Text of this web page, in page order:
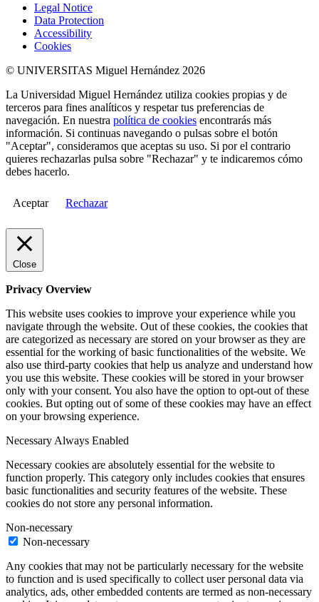
Legal Notice
Data Protection
Accessibility
Cookies
© UNIVERSITAS Miguel Hernández 2026
La Universidad Miguel Hernández utiliza cookies propias y de
terceros para fines analíticos y respetar tus preferencias de
navegación. En nuestra política de cookies encontrarás más
información. Si continuas navegando o pulsas sobre el botón
"Aceptar", consideramos que aceptas su uso. Si por el contrario
quieres rechazarlas pulsa sobre "Rechazar" y te indicaremos cómo
debes hacerlo.
Aceptar Rechazar
Close
Privacy Overview
This website uses cookies to improve your experience while you
navigate through the website. Out of these cookies, the cookies that
are categorized as necessary are stored on your browser as they are
essential for the working of basic functionalities of the website. We
also use third-party cookies that help us analyze and understand how
you use this website. These cookies will be stored in your browser
only with your consent. You also have the option to opt-out of these
cookies. But opting out of some of these cookies may have an effect
on your browsing experience.
Necessary Always Enabled
Necessary cookies are absolutely essential for the website to
function properly. This category only includes cookies that ensures
basic functionalities and security features of the website. These
cookies do not store any personal information.
Non-necessary
Non-necessary
Any cookies that may not be particularly necessary for the website
to function and is used specifically to collect user personal data via
analytics, ads, other embedded contents are termed as non-necessary